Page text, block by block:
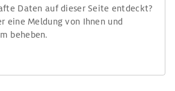
Daten auf dieser Seite entdeckt?
eine Meldung von Ihnen und
beheben.